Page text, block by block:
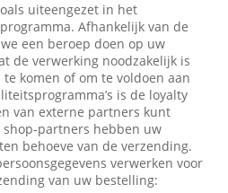
uiteengezet in het
Afhankelijk van de
een beroep doen op uw
de verwerking noodzakelijk is
komen of om te voldoen aan
is de loyalty
van externe partners kunt
shop-partners hebben uw
behoeve van de verzending.
verwerken voor
van uw bestelling: